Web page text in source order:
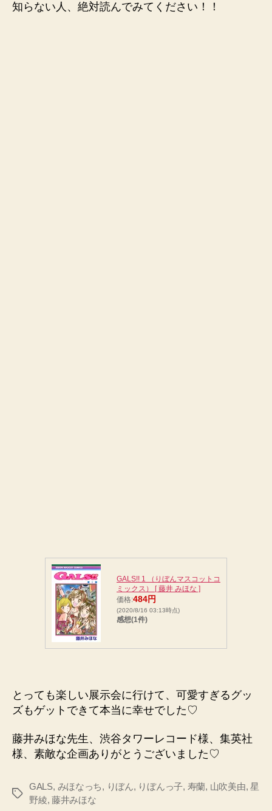
知らない人、絶対読んでみてください！！
GALS!! 1 （りぼんマスコットコ
ミックス） [ 藤井 みほな ]
価格:484円
(2020/8/16 03:13時点)
感想(1件)
とっても楽しい展示会に行けて、可愛すぎるグッ
ズもゲットできて本当に幸せでした♡
藤井みほな先生、渋谷タワーレコード様、集英社
様、素敵な企画ありがとうございました♡
タ
GALS, みほなっち, りぼん, りぼんっ子, 寿蘭, 山吹美由,星
野綾, 藤井みほな